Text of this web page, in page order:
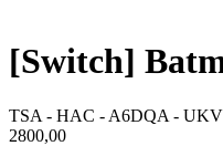
[Switch]
TSA - HAC - A6DQA - UKV
2800,00